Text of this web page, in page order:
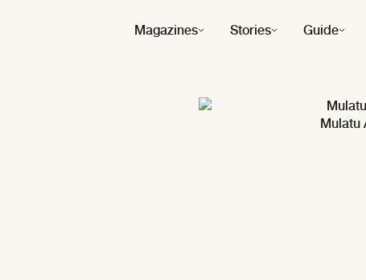
Magazines Stories Guide
Mulatu